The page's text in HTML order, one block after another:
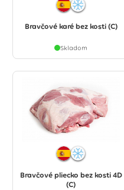
Bravčové karé bez kosti (C)
Skladom
Bravčové pliecko bez kosti 4D
(C)